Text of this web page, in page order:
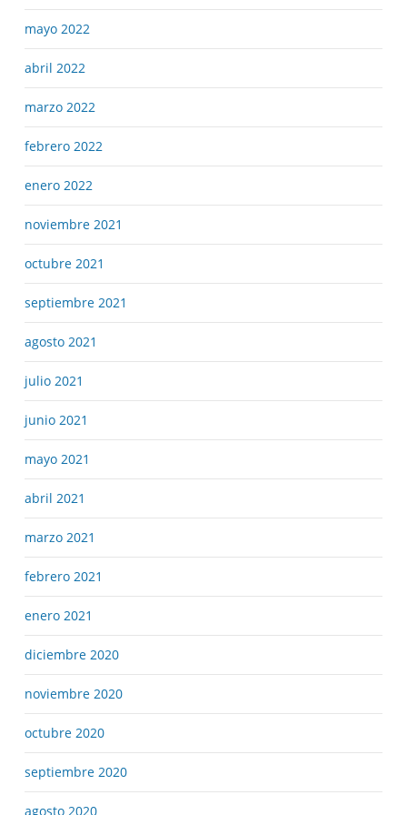
mayo 2022
abril 2022
marzo 2022
febrero 2022
enero 2022
noviembre 2021
octubre 2021
septiembre 2021
agosto 2021
julio 2021
junio 2021
mayo 2021
abril 2021
marzo 2021
febrero 2021
enero 2021
diciembre 2020
noviembre 2020
octubre 2020
septiembre 2020
agosto 2020